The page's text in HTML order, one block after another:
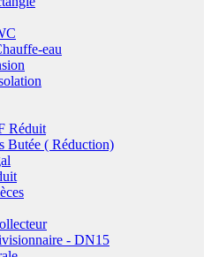
eau
Réduit
Butée ( Réduction)
- DN15